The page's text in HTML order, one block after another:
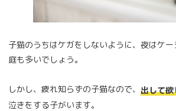
子猫のうちはケガをしないように、夜はケ
庭も多いでしょう。
しかし、疲れ知らずの子猫なので、 出して
泣きをする子がいます。